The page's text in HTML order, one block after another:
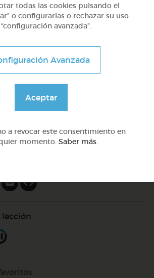
2º Primaria (7-8 años)
Las rocas
DOCS (2)
lección
todas las cookies pulsando el
o configurarlas o rechazar su uso
avanzada”.
Avanzada
Aceptar
a revocar este consentimiento en
momento. Saber más.